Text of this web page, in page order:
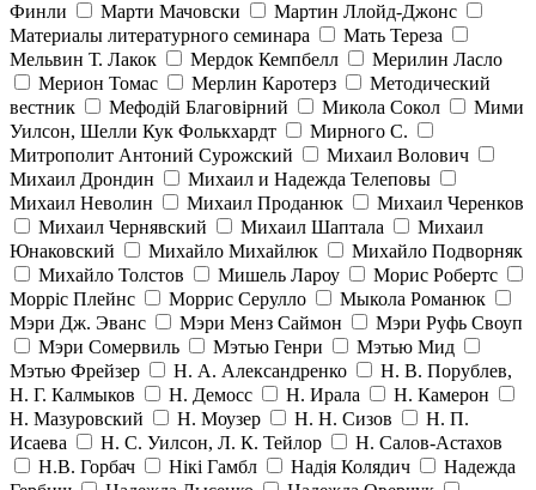
Финли
Марти Мачовски
Мартин Ллойд-Джонс
Материалы литературного семинара
Мать Тереза
Мельвин Т. Лакок
Мердок Кемпбелл
Мерилин Ласло
Мерион Томас
Мерлин Каротерз
Методический
вестник
Мефодій Благовірний Микола Сокол
Мими
Уилсон, Шелли Кук Фолькхардт
Мирного С.
Митрополит Антоний Сурожский
Михаил Волович
Михаил Дрондин
Михаил и Надежда Телеповы
Михаил Неволин
Михаил Проданюк
Михаил Черенков
Михаил Чернявский
Михаил Шаптала
Михаил
Юнаковский
Михайло Михайлюк
Михайло Подворняк
Михайло Толстов
Мишель Лароу
Морис Робертс
Морріс Плейнс
Моррис Серулло
Мыкола Романюк
Мэри Дж. Эванс
Мэри Менз Саймон
Мэри Руфь Своуп
Мэри Сомервиль
Мэтью Генри
Мэтью Мид
Мэтью Фрейзер
Н. А. Александренко
Н. В. Порублев,
Н. Г. Калмыков
Н. Демосс Н. Ирала
Н. Камерон
Н. Мазуровский
Н. Моузер Н. Н. Сизов
Н. П.
Исаева
Н. С. Уилсон, Л. К. Тейлор
Н. Салов-Астахов
Н.В. Горбач
Нікі Гамбл Надія Колядич
Надежда